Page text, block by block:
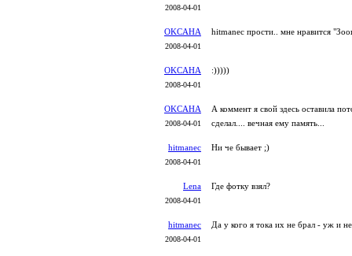
2008-04-01
OKCAHA
2008-04-01
hitmanec прости.. мне нравится
OKCAHA
2008-04-01
:)))))
OKCAHA
2008-04-01
А коммент я свой здесь оставила
сделал.... вечная ему память...
hitmanec
2008-04-01
Ни че бывает ;)
Lena
2008-04-01
Где фотку взял?
hitmanec
2008-04-01
Да у кого я тока их не брал - уж и